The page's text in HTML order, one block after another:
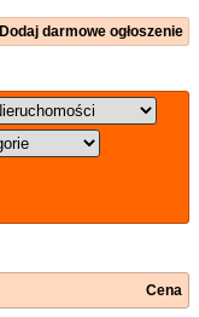
Dodaj darmowe ogłoszenie
Cena